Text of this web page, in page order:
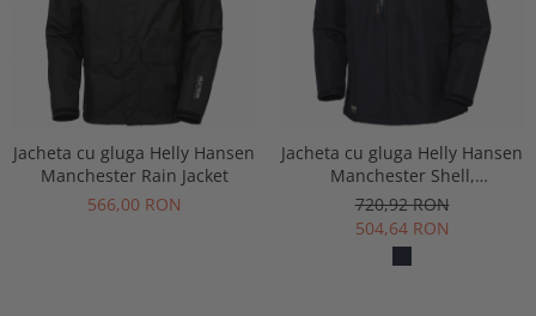
Jacheta cu gluga Helly Hansen
Manchester Rain Jacket
566,00 RON
Jacheta cu gluga Helly Hansen
Manchester Shell,
impermeabila
720,92 RON
504,64 RON